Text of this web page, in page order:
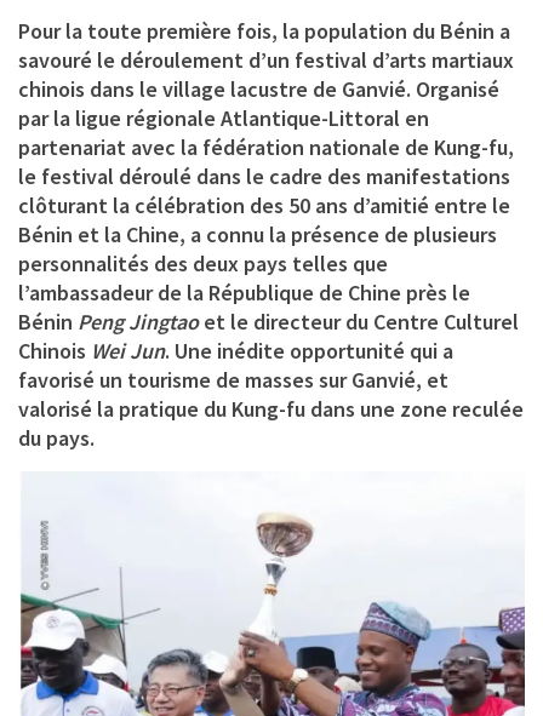
Pour la toute première fois, la population du Bénin a
savouré le déroulement d’un festival d’arts martiaux
chinois dans le village lacustre de Ganvié. Organisé
par la ligue régionale Atlantique-Littoral en
partenariat avec la fédération nationale de Kung-fu,
le festival déroulé dans le cadre des manifestations
clôturant la célébration des 50 ans d’amitié entre le
Bénin et la Chine, a connu la présence de plusieurs
personnalités des deux pays telles que
l’ambassadeur de la République de Chine près le
Bénin Peng Jingtaoet le directeur du Centre Culturel
Chinois Wei Jun. Une inédite opportunité qui a
favorisé un tourisme de masses sur Ganvié, et
valorisé la pratique du Kung-fu dans une zone reculée
du pays.